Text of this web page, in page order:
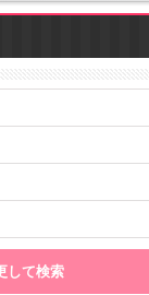
して検索